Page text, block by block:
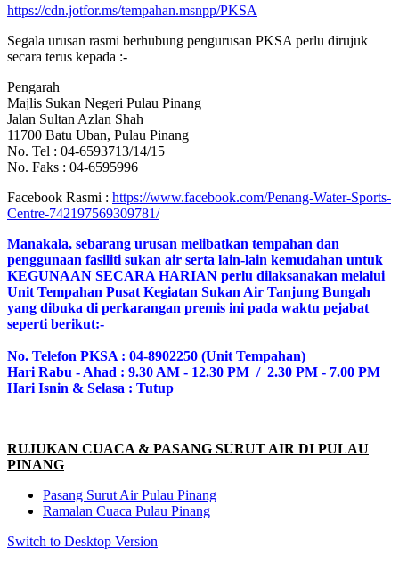
https://cdn.jotfor.ms/tempahan.msnpp/PKSA
Segala urusan rasmi berhubung pengurusan PKSA perlu dirujuk
secara terus kepada :-
Pengarah
Majlis Sukan Negeri Pulau Pinang
Jalan Sultan Azlan Shah
11700 Batu Uban, Pulau Pinang
No. Tel : 04-6593713/14/15
No. Faks : 04-6595996
Facebook Rasmi : https://www.facebook.com/Penang-Water-Sports-
Centre-742197569309781/
Manakala, sebarang urusan melibatkan tempahan dan
penggunaan fasiliti sukan air serta lain-lain kemudahan untuk
KEGUNAAN SECARA HARIAN perlu dilaksanakan melalui
Unit Tempahan Pusat Kegiatan Sukan Air Tanjung Bungah
yang dibuka di perkarangan premis ini pada waktu pejabat
seperti berikut:-
No. Telefon PKSA : 04-8902250 (Unit Tempahan)
Hari Rabu - Ahad : 9.30 AM - 12.30 PM / 2.30 PM - 7.00 PM
Hari Isnin & Selasa : Tutup
RUJUKAN CUACA & PASANG SURUT AIR DI PULAU
PINANG
Pasang Surut Air Pulau Pinang
Ramalan Cuaca Pulau Pinang
Switch to Desktop Version